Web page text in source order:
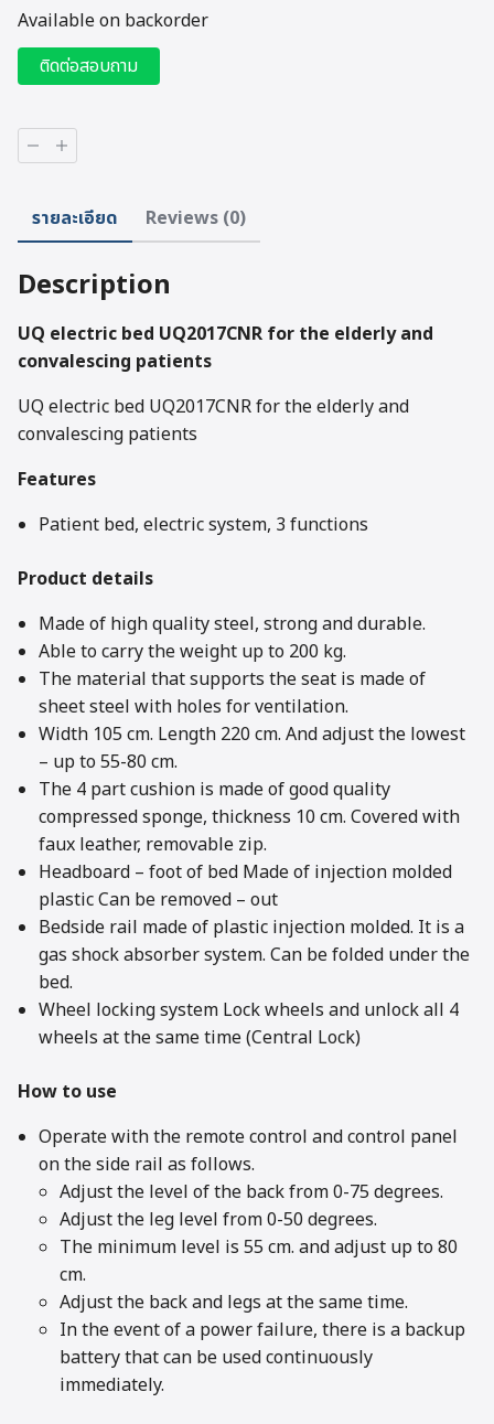
Available on backorder
ติดต่อสอบถาม
UQ
electric
quantity
รายละเอียด Reviews (0)
Description
UQ electric bed UQ2017CNR for the elderly and
convalescing patients
UQ electric bed UQ2017CNR for the elderly and
convalescing patients
Features
Patient bed, electric system, 3 functions
Product details
Made of high quality steel, strong and durable.
Able to carry the weight up to 200 kg.
The material that supports the seat is made of
sheet steel with holes for ventilation.
Width 105 cm. Length 220 cm. And adjust the lowest
– up to 55-80 cm.
The 4 part cushion is made of good quality
compressed sponge, thickness 10 cm. Covered with
faux leather, removable zip.
Headboard – foot of bed Made of injection molded
plastic Can be removed – out
Bedside rail made of plastic injection molded. It is a
gas shock absorber system. Can be folded under the
bed.
Wheel locking system Lock wheels and unlock all 4
wheels at the same time (Central Lock)
How to use
Operate with the remote control and control panel
on the side rail as follows.
Adjust the level of the back from 0-75 degrees.
Adjust the leg level from 0-50 degrees.
The minimum level is 55 cm. and adjust up to 80
cm.
Adjust the back and legs at the same time.
In the event of a power failure, there is a backup
battery that can be used continuously
immediately.